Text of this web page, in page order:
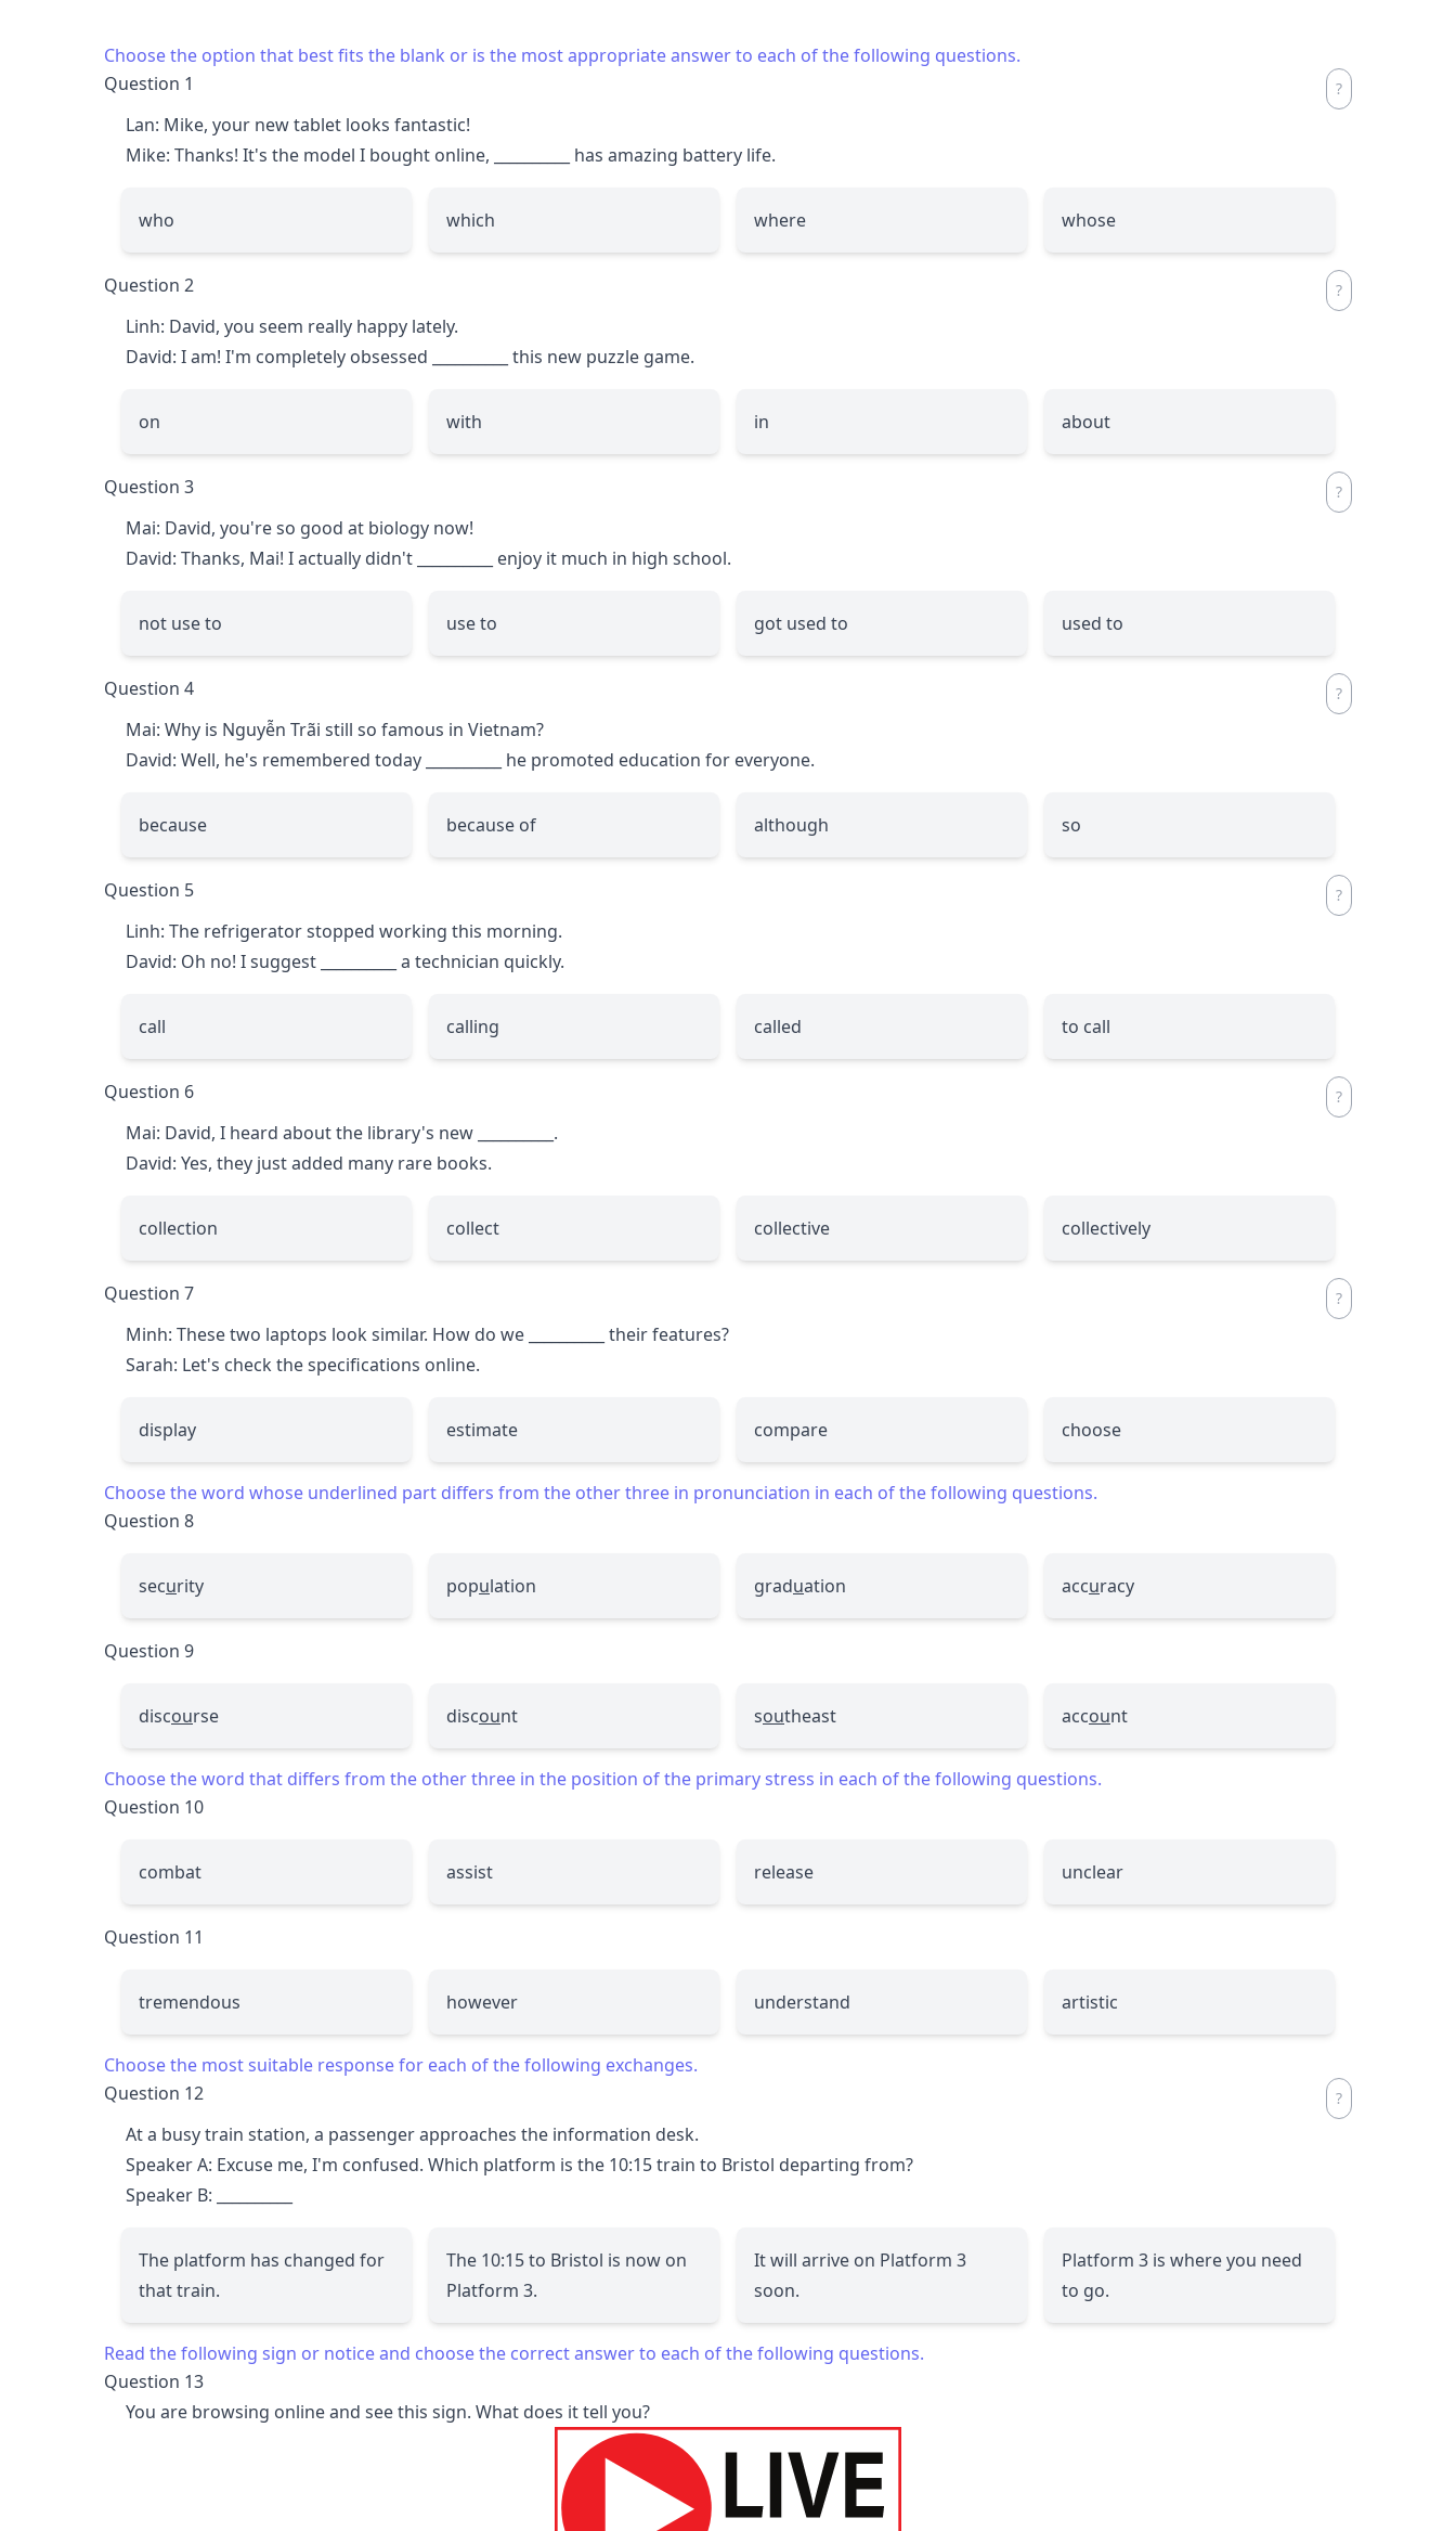
Choose the option that best fits the blank or is the most appropriate answer to each of the following questions.
Question 1
Lan: Mike, your new tablet looks fantastic!
Mike: Thanks! It's the model I bought online,
has amazing battery life.
who which where whose
Question 2
Linh: David, you seem really happy lately.
David: I am! I'm completely obsessed
this new puzzle game.
on with in about
Question 3
Mai: David, you're so good at biology now!
David: Thanks, Mai! I actually didn't
enjoy it much in high school.
not use to use to got used to used to
Question 4
Mai: Why is Nguyễn Trãi still so famous in Vietnam?
David: Well, he's remembered today
he promoted education for everyone.
because because of although so
Question 5
Linh: The refrigerator stopped working this morning.
David: Oh no! I suggest
a technician quickly.
call calling called to call
Question 6
Mai: David, I heard about the library's new
.
David: Yes, they just added many rare books.
collection collect collective collectively
Question 7
Minh: These two laptops look similar. How do we
their features?
Sarah: Let's check the specifications online.
display estimate compare choose
Choose the word whose underlined part differs from the other three in pronunciation in each of the following questions.
Question 8
security population graduation accuracy
Question 9
discourse discount southeast account
Choose the word that differs from the other three in the position of the primary stress in each of the following questions.
Question 10
combat assist release unclear
Question 11
tremendous however understand artistic
Choose the most suitable response for each of the following exchanges.
Question 12
At a busy train station, a passenger approaches the information desk.
Speaker A: Excuse me, I'm confused. Which platform is the 10:15 train to Bristol departing from?
Speaker B:
The platform has changed for
that train.
The 10:15 to Bristol is now on
Platform 3.
It will arrive on Platform 3
soon.
Platform 3 is where you need
to go.
Read the following sign or notice and choose the correct answer to each of the following questions.
Question 13
You are browsing online and see this sign. What does it tell you?